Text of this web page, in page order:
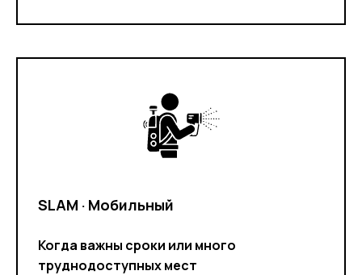
SLAM · Мобильный
Когда важны сроки или много
труднодоступных мест